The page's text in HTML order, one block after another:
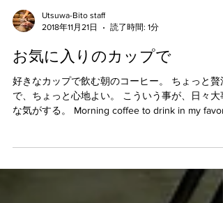
Utsuwa-Bito staff
2018年11月21日
読了時間: 1分
お気に入りのカップで
好きなカップで飲む朝のコーヒー。 ちょっと贅
な気がする。 Morning coffee to drink in my